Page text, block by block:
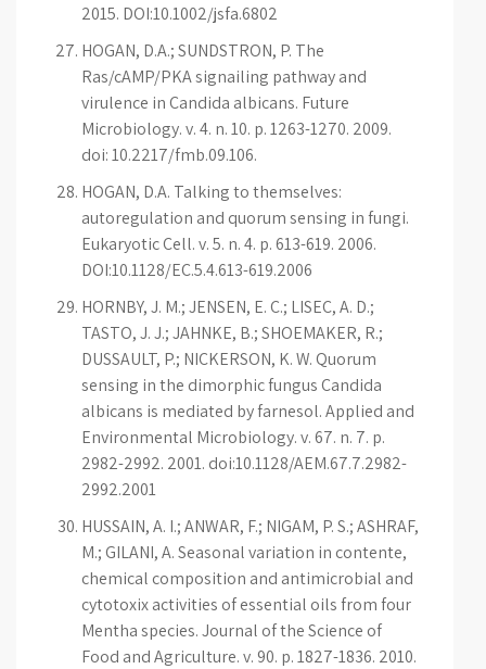
2015. DOI:10.1002/jsfa.6802
HOGAN, D.A.; SUNDSTRON, P. The
Ras/cAMP/PKA signailing pathway and
virulence in Candida albicans. Future
Microbiology. v. 4. n. 10. p. 1263-1270. 2009.
doi: 10.2217/fmb.09.106.
HOGAN, D.A. Talking to themselves:
autoregulation and quorum sensing in fungi.
Eukaryotic Cell. v. 5. n. 4. p. 613-619. 2006.
DOI:10.1128/EC.5.4.613-619.2006
HORNBY, J. M.; JENSEN, E. C.; LISEC, A. D.;
TASTO, J. J.; JAHNKE, B.; SHOEMAKER, R.;
DUSSAULT, P.; NICKERSON, K. W. Quorum
sensing in the dimorphic fungus Candida
albicans is mediated by farnesol. Applied and
Environmental Microbiology. v. 67. n. 7. p.
2982-2992. 2001. doi:10.1128/AEM.67.7.2982-
2992.2001
HUSSAIN, A. I.; ANWAR, F.; NIGAM, P. S.; ASHRAF,
M.; GILANI, A. Seasonal variation in contente,
chemical composition and antimicrobial and
cytotoxix activities of essential oils from four
Mentha species. Journal of the Science of
Food and Agriculture. v. 90. p. 1827-1836. 2010.